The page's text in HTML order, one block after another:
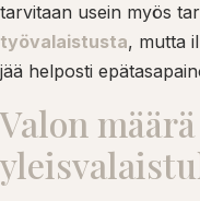
tarvitaan usein myös
työvalaistusta, mutta
jää helposti
Valon